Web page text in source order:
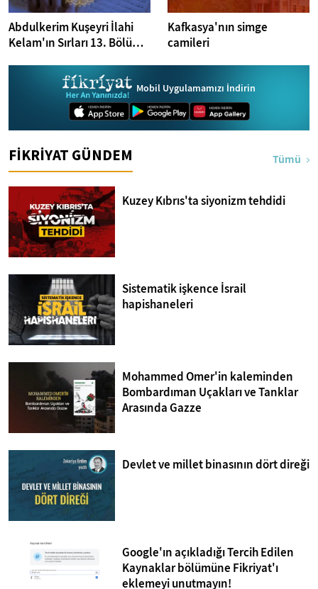
Abdulkerim Kuşeyri İlahi
Kelam'ın Sırları 13. Bölüm I
Ayetler Tefsiri
Kafkasya'nın simge
camileri
Mobil Uygulamamızı İndirin
FİKRİYAT GÜNDEM Tümü
Kuzey Kıbrıs'ta siyonizm tehdidi
Sistematik işkence İsrail
hapishaneleri
Mohammed Omer'in kaleminden
Bombardıman Uçakları ve Tanklar
Arasında Gazze
Devlet ve millet binasının dört direği
Google'ın açıkladığı Tercih Edilen
Kaynaklar bölümüne Fikriyat'ı
eklemeyi unutmayın!